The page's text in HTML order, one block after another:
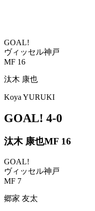
GOAL!
ヴィッセル神戸
MF 16
汰木 康也
Koya YURUKI
GOAL! 4-0
汰木 康也MF 16
GOAL!
ヴィッセル神戸
MF 7
郷家 友太